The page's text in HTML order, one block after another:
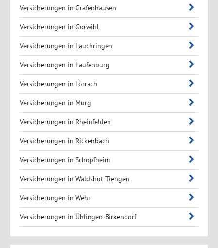
Versicherungen in Grafenhausen
Versicherungen in Görwihl
Versicherungen in Lauchringen
Versicherungen in Laufenburg
Versicherungen in Lörrach
Versicherungen in Murg
Versicherungen in Rheinfelden
Versicherungen in Rickenbach
Versicherungen in Schopfheim
Versicherungen in Waldshut-Tiengen
Versicherungen in Wehr
Versicherungen in Ühlingen-Birkendorf